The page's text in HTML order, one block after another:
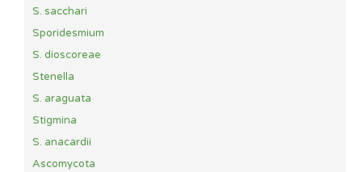
S. sacchari
Sporidesmium
S. dioscoreae
Stenella
S. araguata
Stigmina
S. anacardii
Ascomycota